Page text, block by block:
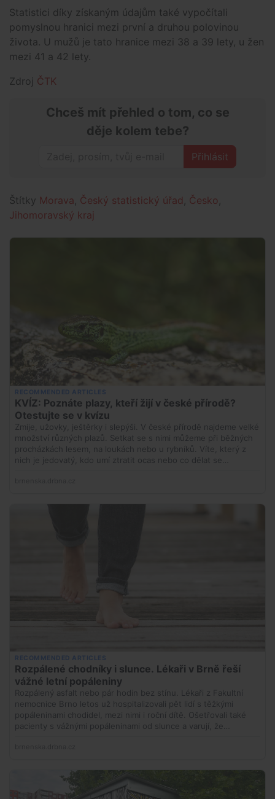
Statistici díky získaným údajům také vypočítali
pomyslnou hranici mezi první a druhou polovinou
života. U mužů je tato hranice mezi 38 a 39 lety, u žen
mezi 41 a 42 lety.
Zdroj ČTK
Chceš mít přehled o tom, co se
děje kolem tebe?
Přihlásit
Štítky Morava Český statistický úřad Česko
Jihomoravský kraj